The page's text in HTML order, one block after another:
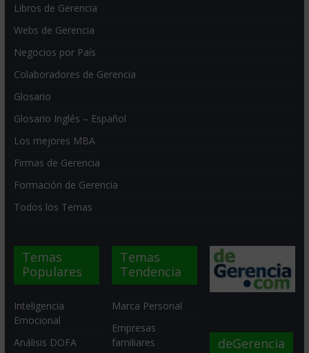
Libros de Gerencia
Webs de Gerencia
Negocios por País
Colaboradores de Gerencia
Glosario
Glosario Inglés – Español
Los mejores MBA
Firmas de Gerencia
Formación de Gerencia
Todos los Temas
Temas
Populares
Inteligencia
Emocional
Análisis DOFA
Temas
Tendencia
Marca Personal
Empresas
familiares
deGerencia